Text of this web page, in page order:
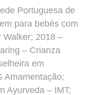
Portuguesa de
para bebés com
Walker; 2018 –
– Crianza
em
Amamentação;
Ayurveda – IMT;